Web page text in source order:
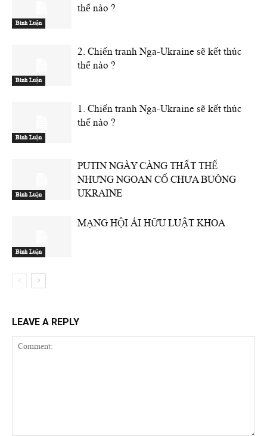
Bình Luận
thế nào ?
Bình Luận
2. Chiến tranh Nga-Ukraine sẽ kết thúc
thế nào ?
Bình Luận
1. Chiến tranh Nga-Ukraine sẽ kết thúc
thế nào ?
Bình Luận
PUTIN NGÀY CÀNG THẤT THẾ
NHƯNG NGOAN CỐ CHƯA BUÔNG
UKRAINE
Bình Luận
MẠNG HỘI ÁI HỮU LUẬT KHOA
LEAVE A REPLY